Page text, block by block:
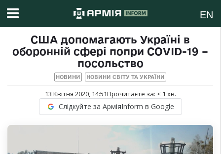
EN
США допомагають Україні в
оборонній сфері попри COVID-19 –
посольство
НОВИНИ НОВИНИ СВІТУ ТА УКРАЇНИ
13 Квітня 2020, 14:51Прочитаєте за: < 1 хв.
Слідкуйте за АрміяInform в Google